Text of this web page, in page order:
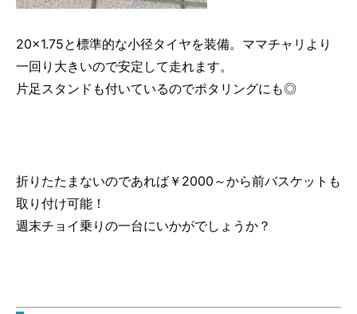
20×1.75と標準的な小径タイヤを装備。ママチャリより
一回り大きいので安定して走れます。
片足スタンドも付いているのでポタリングにも◎
折りたたまないのであれば￥2000～から前バスケットも
取り付け可能！
週末チョイ乗りの一台にいかがでしょうか？